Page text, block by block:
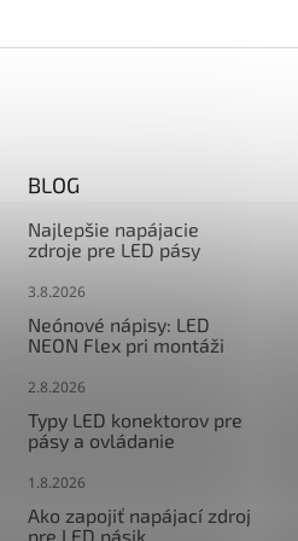
BLOG
Najlepšie napájacie
zdroje pre LED pásy
3.8.2026
Neónové nápisy: LED
NEON Flex pri montáži
2.8.2026
Typy LED konektorov pre
pásy a ovládanie
1.8.2026
Ako zapojiť napájací zdroj
pre LED pásik